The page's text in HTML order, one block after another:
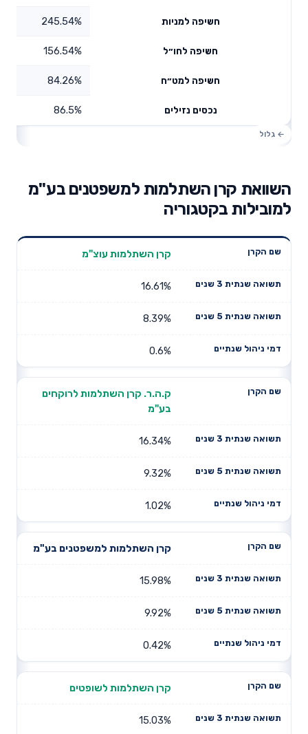
חשיפה למניות 245.54%
חשיפה לחו״ל 156.54%
חשיפה למט״ח 84.26%
נכסים נזילים 86.5%
השוואת קרן השתלמות למשפטנים בע"מ
למובילות בקטגוריה
שנים
תשואה
קרן השתלמות עוצ"מ
16.61%
8.39%
0.6%
ק.ה.ר. קרן השתלמות לרוקחים
בע"מ
16.34%
9.32%
1.02%
קרן השתלמות למשפטנים בע"מ
15.98%
9.92%
0.42%
קרן השתלמות לשופטים
15.03%